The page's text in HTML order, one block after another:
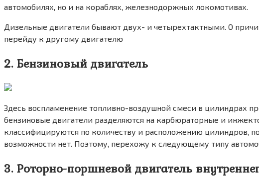
автомобилях, но и на кораблях, железнодоржных локомотивах.
Дизельные двигатели бывают двух- и четырехтактными. О
перейду к другому двигателю
2. Бензиновый двигатель
Здесь воспламенение топливно-воздушной смеси в цилиндрах
бензиновые двигатели разделяются на карбюраторные и
классифицируются по количеству и расположению цилиндров,
возможности нет. Поэтому, перехожу к следующему типу
3. Роторно-поршневой двигатель